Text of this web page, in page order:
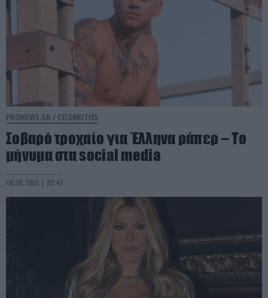
PRONEWS.GR / CELEBRITIES
Σοβαρό τροχαίο για Έλληνα ράπερ – Το
μήνυμα στα social media
06.08.2026 | 20:43